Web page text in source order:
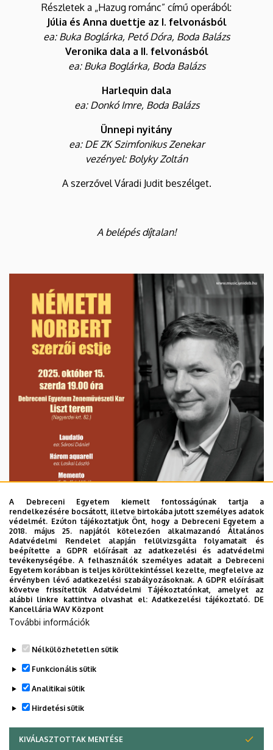
Részletek a „Hazug románc” című operából:
Júlia és Anna duettje az I. felvonásból
ea: Buka Boglárka, Pető Dóra, Boda Balázs
Veronika dala a II. felvonásból
ea: Buka Boglárka, Boda Balázs
Harlequin dala
ea: Donkó Imre, Boda Balázs
Ünnepi nyitány
ea: DE ZK Szimfonikus Zenekar
vezényel: Bolyky Zoltán
A szerzővel Váradi Judit beszélget.
A belépés díjtalan!
Legutóbbi frissítés: 2025. 10. 07. 12:37
A Debreceni Egyetem kiemelt fontosságúnak tartja a
rendelkezésére bocsátott, illetve birtokába jutott személyes adatok
védelmét. Ezúton tájékoztatjuk Önt, hogy a Debreceni Egyetem a
2018. május 25. napjától kötelezően alkalmazandó Általános
Adatvédelmi Rendelet alapján felülvizsgálta folyamatait és
beépítette a GDPR előírásait az adatkezelési és adatvédelmi
tevékenységébe. A felhasználók személyes adatait a Debreceni
Egyetem korábban is teljes körültekintéssel kezelte, megfelelve az
érvényben lévő adatkezelési szabályozásoknak. A GDPR előírásait
követve frissítettük Adatvédelmi Tájékoztatónkat, amelyet az
alábbi linkre kattintva olvashat el:Adatkezelési tájékoztató. DE
Kancellária WAV Központ
További információk
Nélkülözhetetlen sütik
Funkcionális sütik
Analitikai sütik
Hirdetési sütik
KIVÁLASZTOTTAK MENTÉSE
WITHDRAW CONSENT